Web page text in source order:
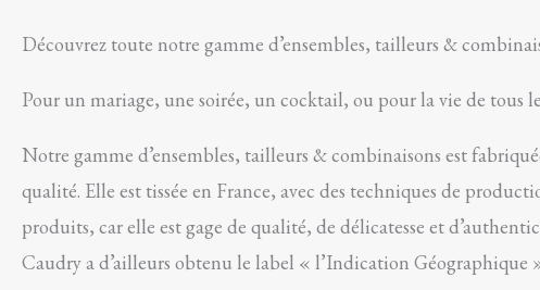
Découvrez toute notre gamme d’ensembles, tailleurs &
Pour un mariage, une soirée, un cocktail, ou pour la vie de tous
Notre gamme d’ensembles, tailleurs & combinaisons est
qualité. Elle est tissée en France, avec des techniques de
produits, car elle est gage de qualité, de délicatesse et
Caudry a d’ailleurs obtenu le label « l’Indication Géographique